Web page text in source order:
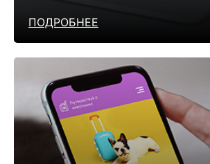
ПОДРОБНЕЕ